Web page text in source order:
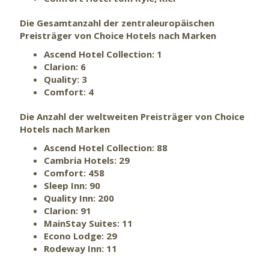
Die Gesamtanzahl der zentraleuropäischen
Preisträger von Choice Hotels nach Marken
Ascend Hotel Collection: 1
Clarion: 6
Quality: 3
Comfort: 4
Die Anzahl der weltweiten Preisträger von Choice
Hotels nach Marken
Ascend Hotel Collection: 88
Cambria Hotels: 29
Comfort: 458
Sleep Inn: 90
Quality Inn: 200
Clarion: 91
MainStay Suites: 11
Econo Lodge: 29
Rodeway Inn: 11